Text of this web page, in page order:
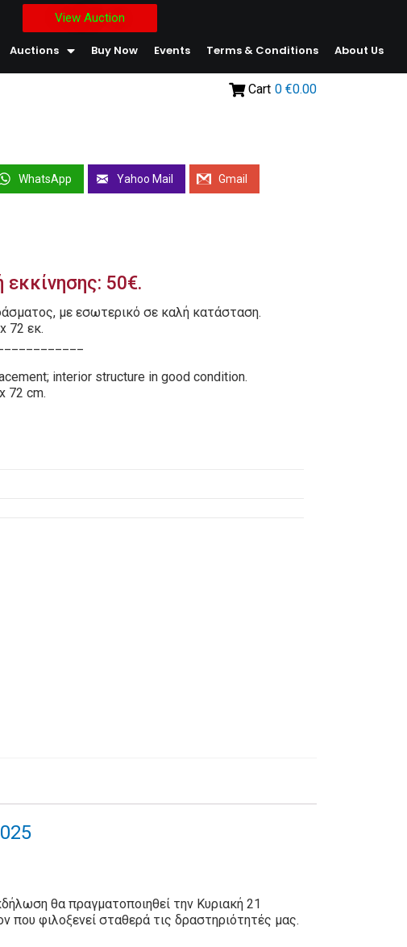
View Auction
Auctions Buy Now Events Terms & Conditions About Us
Cart 0 €0.00
WhatsApp Yahoo Mail Gmail
εκκίνησης: 50€.
με εσωτερικό σε καλή κατάσταση.
72 εκ.
interior structure in good condition.
72 cm.
θα πραγματοποιηθεί την Κυριακή 21
φιλοξενεί σταθερά τις δραστηριότητές μας.